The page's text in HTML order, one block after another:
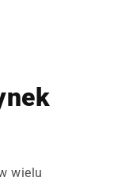
wielu